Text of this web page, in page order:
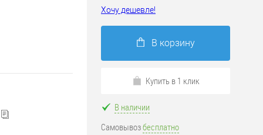
Хочу дешевле!
В корзину
Купить в 1 клик
В наличии
Самовывозбесплатно